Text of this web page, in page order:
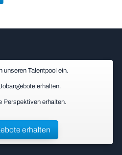
unseren Talentpool ein.
erhalten.
Perspektiven erhalten.
erhalten